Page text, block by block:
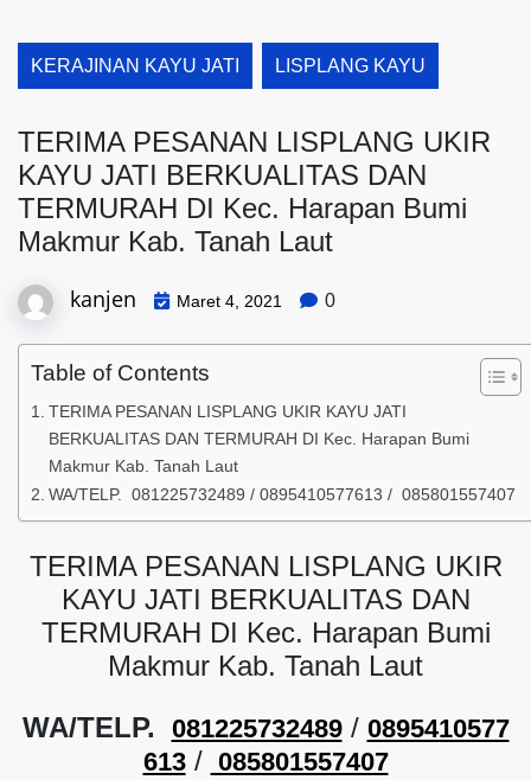
KERAJINAN KAYU JATI LISPLANG KAYU
TERIMA PESANAN LISPLANG UKIR
KAYU JATI BERKUALITAS DAN
TERMURAH DI Kec. Harapan Bumi
Makmur Kab. Tanah Laut
kanjen Maret 4, 2021 0
Table of Contents
TERIMA PESANAN LISPLANG UKIR KAYU JATI
BERKUALITAS DAN TERMURAH DI Kec. Harapan Bumi
Makmur Kab. Tanah Laut
WA/TELP. 081225732489 / 0895410577613 / 085801557407
TERIMA PESANAN LISPLANG UKIR
KAYU JATI BERKUALITAS DAN
TERMURAH DI Kec. Harapan Bumi
Makmur Kab. Tanah Laut
WA/TELP. 081225732489/ 0895410577
613/ 085801557407